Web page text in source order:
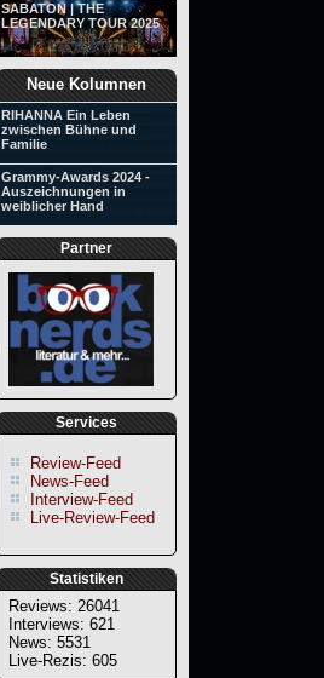
SABATON | THE
LEGENDARY TOUR 2025
Neue Kolumnen
RIHANNA Ein Leben
zwischen Bühne und
Familie
Grammy-Awards 2024 -
Auszeichnungen in
weiblicher Hand
Partner
Services
Review-Feed
News-Feed
Interview-Feed
Live-Review-Feed
Statistiken
Reviews: 26041
Interviews: 621
News: 5531
Live-Rezis: 605